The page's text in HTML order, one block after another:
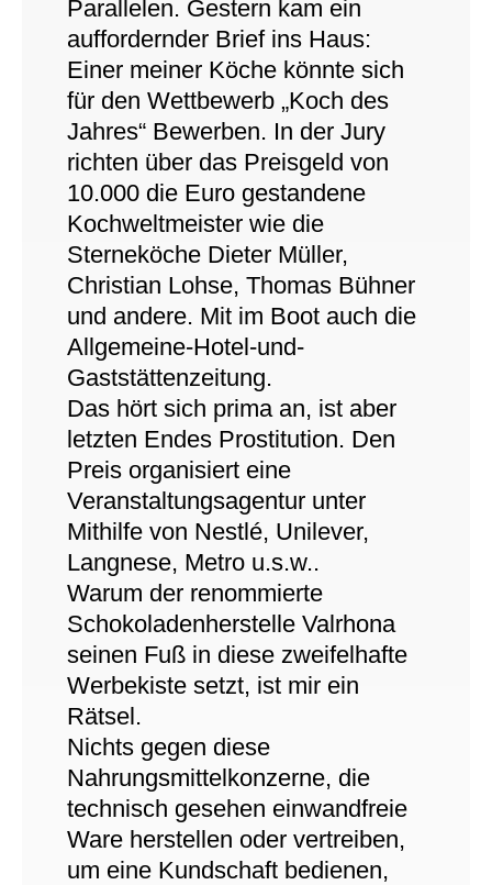
Parallelen. Gestern kam ein
auffordernder Brief ins Haus:
Einer meiner Köche könnte sich
für den Wettbewerb „Koch des
Jahres“ Bewerben. In der Jury
richten über das Preisgeld von
10.000 die Euro gestandene
Kochweltmeister wie die
Sterneköche Dieter Müller,
Christian Lohse, Thomas Bühner
und andere. Mit im Boot auch die
Allgemeine-Hotel-und-
Gaststättenzeitung.
Das hört sich prima an, ist aber
letzten Endes Prostitution. Den
Preis organisiert eine
Veranstaltungsagentur unter
Mithilfe von Nestlé, Unilever,
Langnese, Metro u.s.w..
Warum der renommierte
Schokoladenherstelle Valrhona
seinen Fuß in diese zweifelhafte
Werbekiste setzt, ist mir ein
Rätsel.
Nichts gegen diese
Nahrungsmittelkonzerne, die
technisch gesehen einwandfreie
Ware herstellen oder vertreiben,
um eine Kundschaft bedienen,